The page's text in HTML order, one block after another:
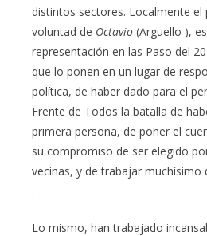
distintos sectores. Localmente
voluntad de Octavio (Arguello ),
representación en las Paso del
que lo ponen en un lugar de
política, de haber dado para el
Frente de Todos la batalla de
primera persona, de poner el
su compromiso de ser elegido
vecinas, y de trabajar muchísimo
.
Lo mismo, han trabajado